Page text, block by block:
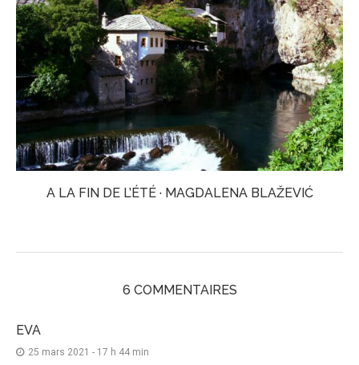
A LA FIN DE L’ÉTÉ · MAGDALENA BLAŽEVIĆ
6 COMMENTAIRES
EVA
25 mars 2021 - 17 h 44 min